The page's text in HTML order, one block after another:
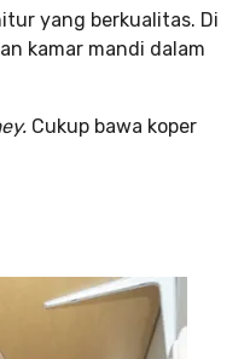
yang berkualitas. Di
kamar mandi dalam
Cukup bawa koper